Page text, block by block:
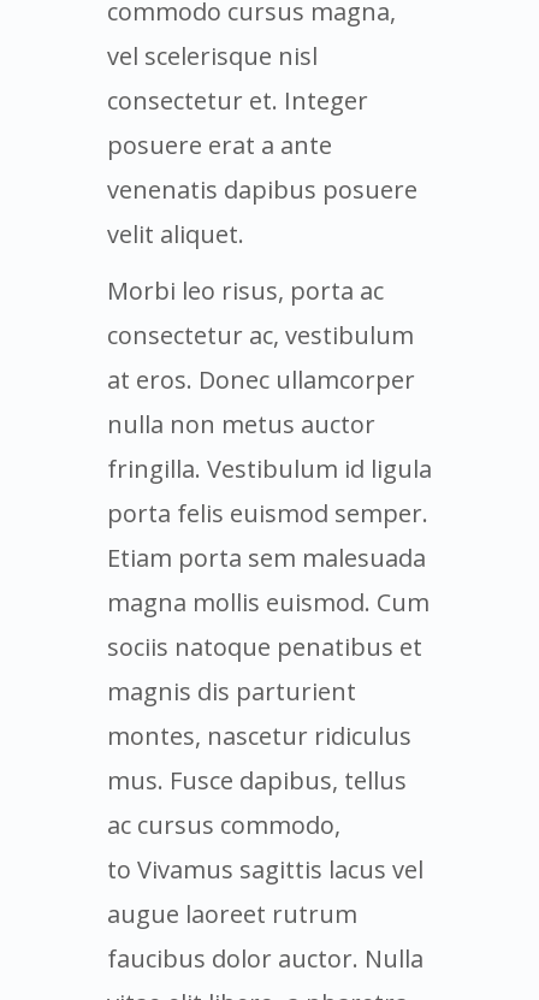
commodo cursus magna,
vel scelerisque nisl
consectetur et. Integer
posuere erat a ante
venenatis dapibus posuere
velit aliquet.
Morbi leo risus, porta ac
consectetur ac, vestibulum
at eros. Donec ullamcorper
nulla non metus auctor
fringilla. Vestibulum id ligula
porta felis euismod semper.
Etiam porta sem malesuada
magna mollis euismod. Cum
sociis natoque penatibus et
magnis dis parturient
montes, nascetur ridiculus
mus. Fusce dapibus, tellus
ac cursus commodo,
to Vivamus sagittis lacus vel
augue laoreet rutrum
faucibus dolor auctor. Nulla